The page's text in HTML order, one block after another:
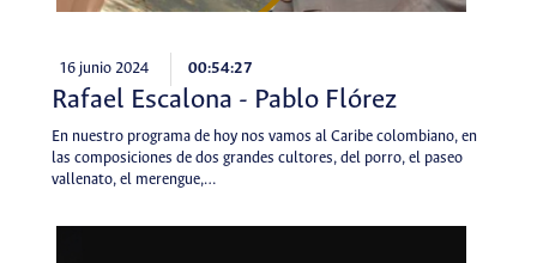
16 junio 2024 00:54:27
Rafael Escalona - Pablo Flórez
En nuestro programa de hoy nos vamos al Caribe colombiano, en
las composiciones de dos grandes cultores, del porro, el paseo
vallenato, el merengue,…